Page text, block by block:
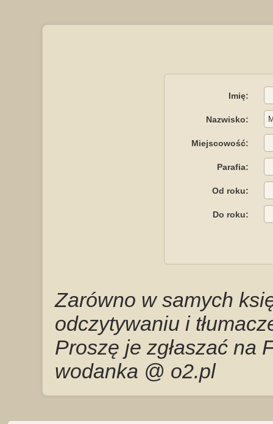
Imię:
Nazwisko:
Miejscowość:
Parafia:
Od roku:
Do roku:
Zarówno w samych
odczytywaniu i
Proszę je zgłaszać na
wodanka @ o2.pl